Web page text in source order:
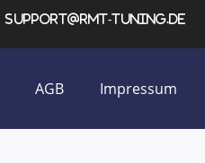
support@rmt-tuning.de
AGB Impressum